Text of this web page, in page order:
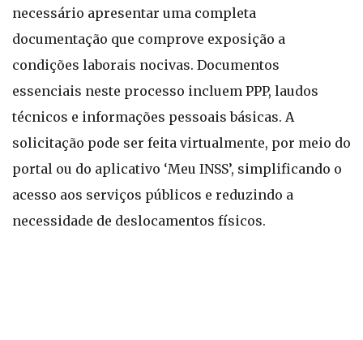
necessário apresentar uma completa
documentação que comprove exposição a
condições laborais nocivas. Documentos
essenciais neste processo incluem PPP, laudos
técnicos e informações pessoais básicas. A
solicitação pode ser feita virtualmente, por meio do
portal ou do aplicativo ‘Meu INSS’, simplificando o
acesso aos serviços públicos e reduzindo a
necessidade de deslocamentos físicos.